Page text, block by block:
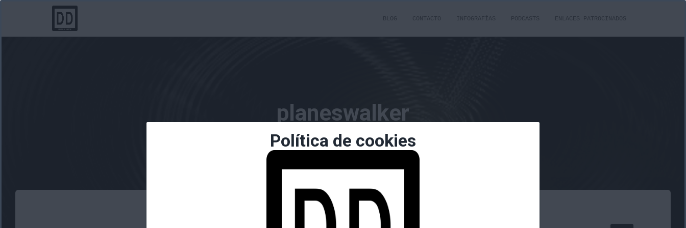
BLOG CONTACTO INFOGRAFÍAS PODCASTS ENLACES PATROCINADOS
planeswalker
Política de cookies